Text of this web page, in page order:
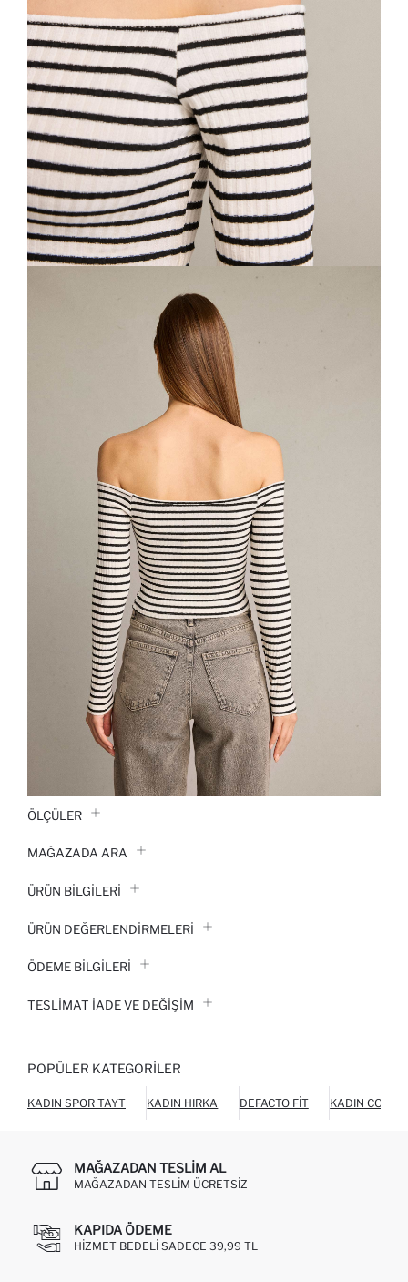
ÖLÇÜLER
MAĞAZADA ARA
ÜRÜN BILGILERI
ÜRÜN DEĞERLENDİRMELERİ
ÖDEME BİLGİLERİ
TESLIMAT İADE VE DEĞIŞIM
POPÜLER KATEGORILER
KADIN SPOR TAYT KADIN HIRKA DEFACTO FIT KADIN COOOL
MAĞAZADAN TESLIM AL
MAĞAZADAN TESLIM ÜCRETSIZ
KAPIDA ÖDEME
HIZMET BEDELI SADECE 39,99 TL